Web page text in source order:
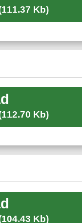
несколько проще.
хорошо
её отыскать.
в воде.
и они делятся по
Kb)
Kb)
Kb)